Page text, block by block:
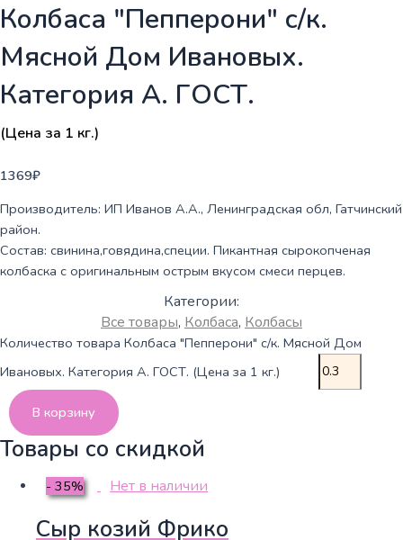
Колбаса "Пепперони" с/к.
Мясной Дом Ивановых.
Категория А. ГОСТ.
(Цена за 1 кг.)
1369₽
Производитель: ИП Иванов А.А., Ленинградская обл, Гатчинский
район.
Состав: свинина,говядина,специи. Пикантная сырокопченая
колбаска с оригинальным острым вкусом смеси перцев.
Категории:
Все товары, Колбаса, Колбасы
Количество товара Колбаса "Пепперони" с/к. Мясной Дом
Ивановых. Категория А. ГОСТ. (Цена за 1 кг.)
В корзину
Товары со скидкой
- 35% Нет в наличии
Сыр козий Фрико